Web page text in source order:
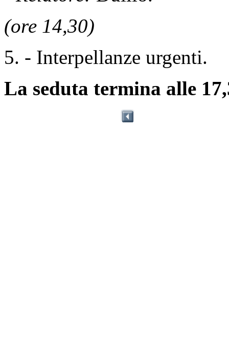
(ore 14,30)
5. - Interpellanze urgenti.
La seduta termina alle